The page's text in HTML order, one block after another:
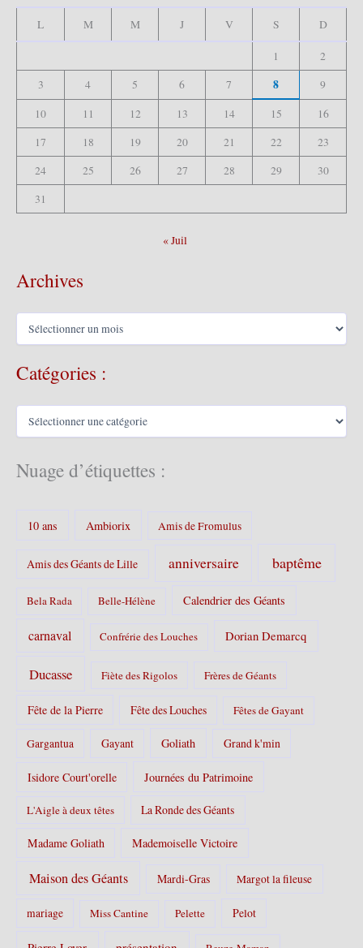
L M M J V S D
1
2
3
4 5 6 7 8
9
10
11 12 13 14 15
16
17
18 19 20 21 22
23
24
25 26 27 28 29
30
31
« Juil
Archives
A
h
s
Catégories :
C
é
g
Nuage d’étiquettes :
10 ans Ambiorix Amis de Fromulus
Amis des Géants de Lille anniversaire baptême
Bela Rada Belle-Hélène Calendrier des Géants
carnaval Confrérie des Louches Dorian Demarcq
Ducasse Fiète des Rigolos Frères de Géants
Fête de la Pierre Fête des Louches Fêtes de Gayant
Gargantua Gayant Goliath Grand k'min
Isidore Court'orelle Journées du Patrimoine
L'Aigle à deux têtes La Ronde des Géants
Madame Goliath Mademoiselle Victoire
Maison des Géants Mardi-Gras Margot la fileuse
mariage Miss Cantine Pelette Pelot